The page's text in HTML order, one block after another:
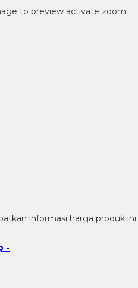
to preview activate zoom
informasi harga produk ini.
-